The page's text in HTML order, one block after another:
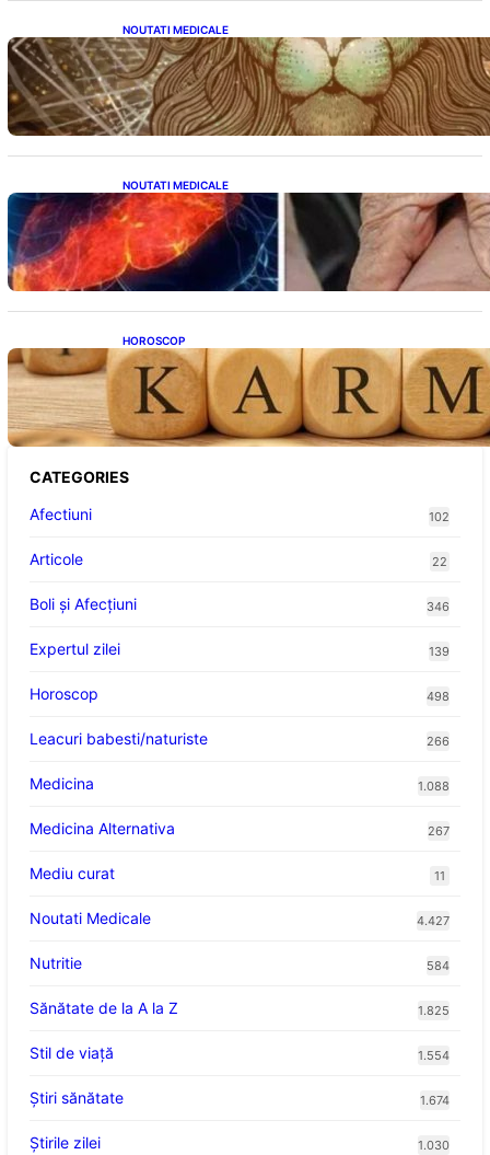
NOUTATI MEDICALE
Energia Portalului 8:8:8: O Fereastră
Cosmică pentru Transformări în Viața Ta
NOUTATI MEDICALE
Ficatul Gras: Semnalul Ușor Ignorat de la
Picioare și Importanța Diagnosticării Timpurii
HOROSCOP
Eclipsa și Karma: Impactul Emoțional Asupra
Zodiilor Leu și Vărsător
CATEGORIES
Afectiuni
102
Articole 22
Boli și Afecțiuni 346
Expertul zilei 139
Horoscop 498
Leacuri babesti/naturiste 266
Medicina 1.088
Medicina Alternativa 267
Mediu curat 11
Noutati Medicale 4.427
Nutritie 584
Sănătate de la A la Z 1.825
Stil de viaţă 1.554
Ştiri sănătate 1.674
Știrile zilei 1.030